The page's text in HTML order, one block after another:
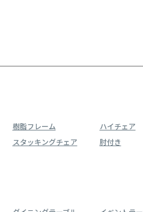
樹脂フレーム ハイチェア
スタッキングチェア 肘付き